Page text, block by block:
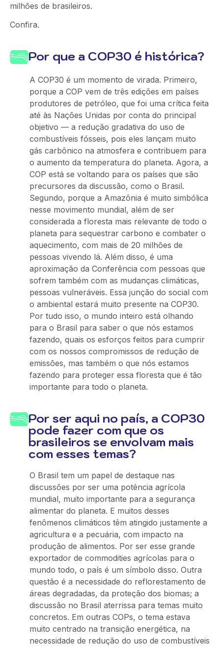
milhões de brasileiros.
Confira.
Por que a COP30 é histórica?
A COP30 é um momento de virada. Primeiro,
porque a COP vem de três edições em países
produtores de petróleo, que foi uma crítica feita
até às Nações Unidas por conta do principal
objetivo — a redução gradativa do uso de
combustíveis fósseis, pois eles lançam muito
gás carbônico na atmosfera e contribuem para
o aumento da temperatura do planeta. Agora, a
COP está se voltando para os países que são
precursores da discussão, como o Brasil.
Segundo, porque a Amazônia é muito simbólica
nesse movimento mundial, além de ser
considerada a floresta mais relevante de todo o
planeta para sequestrar carbono e combater o
aquecimento, com mais de 20 milhões de
pessoas vivendo lá. Além disso, é uma
aproximação da Conferência com pessoas que
sofrem também com as mudanças climáticas,
pessoas vulneráveis. Essa junção do social com
o ambiental estará muito presente na COP30.
Por tudo isso, o mundo inteiro está olhando
para o Brasil para saber o que nós estamos
fazendo, quais os esforços feitos para cumprir
com os nossos compromissos de redução de
emissões, mas também o que nós estamos
fazendo para proteger essa floresta que é tão
importante para todo o planeta.
Por ser aqui no país, a COP30
pode fazer com que os
brasileiros se envolvam mais
com esses temas?
O Brasil tem um papel de destaque nas
discussões por ser uma potência agrícola
mundial, muito importante para a segurança
alimentar do planeta. E muitos desses
fenômenos climáticos têm atingido justamente a
agricultura e a pecuária, com impacto na
produção de alimentos. Por ser esse grande
exportador de commodities agrícolas para o
mundo todo, o país é um símbolo disso. Outra
questão é a necessidade do reflorestamento de
áreas degradadas, da proteção dos biomas; a
discussão no Brasil aterrissa para temas muito
concretos. Em outras COPs, o tema estava
muito centrado na transição energética, na
necessidade de redução do uso de combustíveis